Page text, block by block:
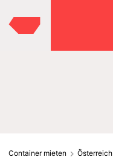
Container mieten Österreich